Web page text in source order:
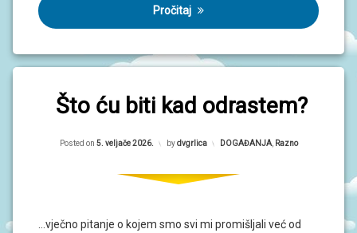
Pročitaj
Što ću biti kad odrastem?
Posted on 5. veljače 2026. bydvgrlica Kategorije:
DOGAĐANJA, Razno
…vječno pitanje o kojem smo svi mi promišljali već od